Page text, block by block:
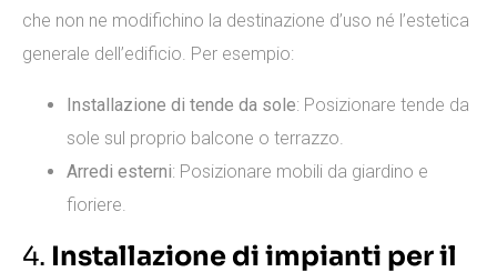
che non ne modifichino la destinazione d’uso né l’estetica
generale dell’edificio. Per esempio:
Installazione di tende da sole: Posizionare tende da
sole sul proprio balcone o terrazzo.
Arredi esterni: Posizionare mobili da giardino e
fioriere.
4. Installazione di impianti per il